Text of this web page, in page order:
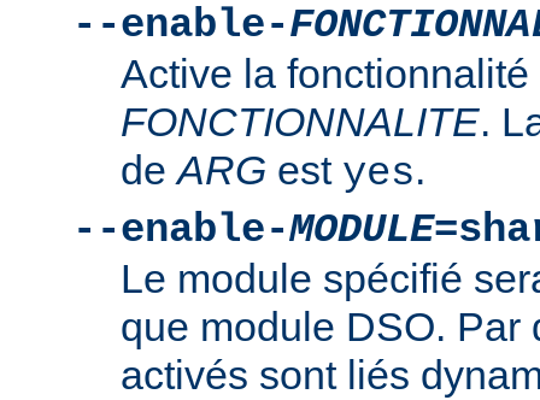
--enable-
Active la fonctionnalité
FONCTIONNALITE.
deARG est yes.
--enable-MODULE
Le module spécifié
que module DSO. Par
activés sont liés